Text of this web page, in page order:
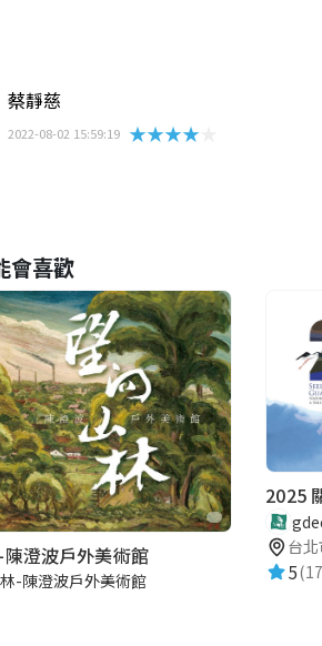
蔡靜慈
2022-08-02 15:59:19 ★★★★★
會喜歡
澄波戶外美術館
-陳澄波戶外美術館
台北
5